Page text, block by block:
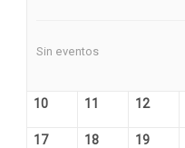
Sin eventos
10 11 12
17 18 19